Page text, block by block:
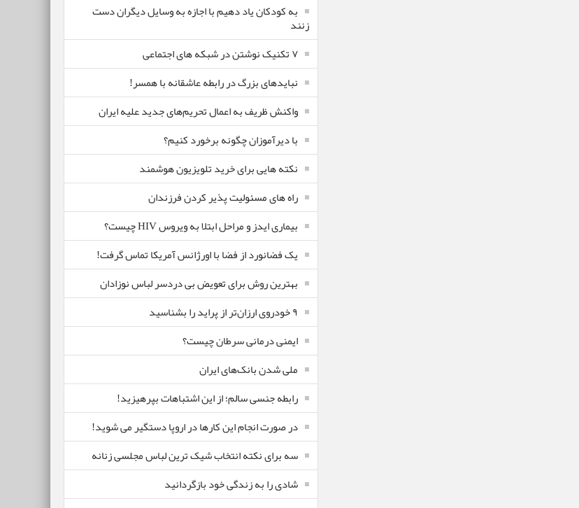
به کودکان یاد دهیم با اجازه به وسایل دیگران دست
زنند
۷ تکنیک نوشتن در شبکه های اجتماعی
نبایدهای بزرگ در رابطه عاشقانه با همسر!
واکنش ظریف به اعمال تحریم‌های جدید علیه ایران
با دیرآموزان چگونه برخورد کنیم؟
نکته هایی برای خرید تلویزیون هوشمند
راه های مسئولیت پذیر کردن فرزندان
بیماری ایدز و مراحل ابتلا به ویروس HIV چیست؟
یک فضانورد از فضا با اورژانس آمریکا تماس گرفت!
بهترین روش برای تعویض بی دردسر لباس نوزادان
٩ خودروی ارزان‌تر از پراید را بشناسید
ایمنی درمانی سرطان چیست؟
ملی شدن بانک‌های ایران
رابطه جنسی سالم؛ از این اشتباهات بپرهیزید!
در صورت انجام این کارها در اروپا دستگیر می شوید!
سه برای نکته انتخاب شیک ترین لباس مجلسی زنانه
شادی را به زندگی خود بازگردانید